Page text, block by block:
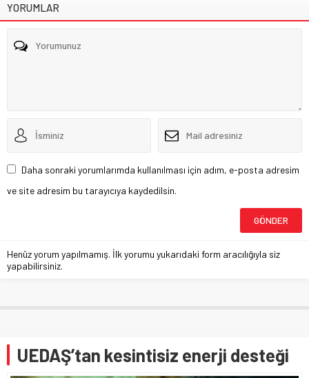
YORUMLAR
Daha sonraki yorumlarımda kullanılması için adım, e-posta adresim
ve site adresim bu tarayıcıya kaydedilsin.
Henüz yorum yapılmamış. İlk yorumu yukarıdaki form aracılığıyla siz
yapabilirsiniz.
UEDAŞ’tan kesintisiz enerji desteği